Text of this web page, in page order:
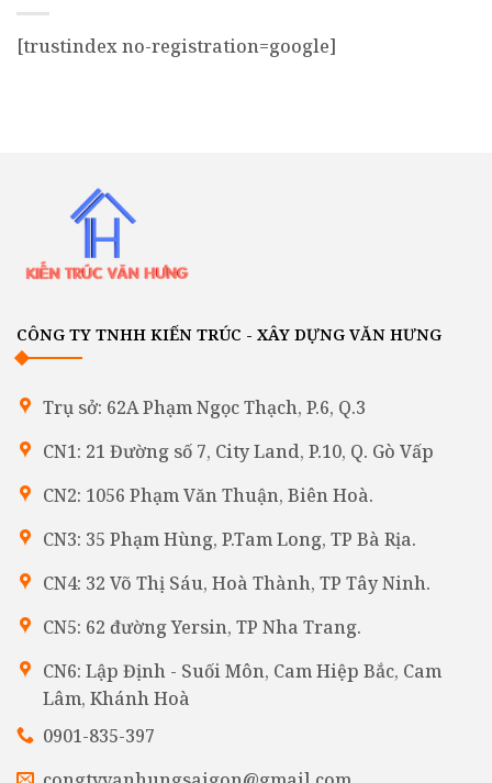
[trustindex no-registration=google]
CÔNG TY TNHH KIẾN TRÚC - XÂY DỰNG VĂN HƯNG
Trụ sở: 62A Phạm Ngọc Thạch, P.6, Q.3
CN1: 21 Đường số 7, City Land, P.10, Q. Gò Vấp
CN2: 1056 Phạm Văn Thuận, Biên Hoà.
CN3: 35 Phạm Hùng, P.Tam Long, TP Bà Rịa.
CN4: 32 Võ Thị Sáu, Hoà Thành, TP Tây Ninh.
CN5: 62 đường Yersin, TP Nha Trang.
CN6: Lập Định - Suối Môn, Cam Hiệp Bắc, Cam
Lâm, Khánh Hoà
0901-835-397